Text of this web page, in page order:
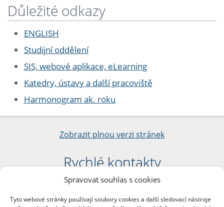
Spravovat souhlas s cookies
Tyto webové stránky používají soubory cookies a další sledovací nástroje
Důležité odkazy
ENGLISH
Studijní oddělení
SIS, webové aplikace, eLearning
Katedry, ústavy a další pracoviště
Harmonogram ak. roku
Zobrazit plnou verzi stránek
Rychlé kontakty
Filozofická fakulta
nám. Jana Palacha 1/2